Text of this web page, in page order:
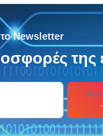
Newsletter
της